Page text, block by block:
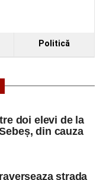
Politică
doi elevi de la
din cauza
strada